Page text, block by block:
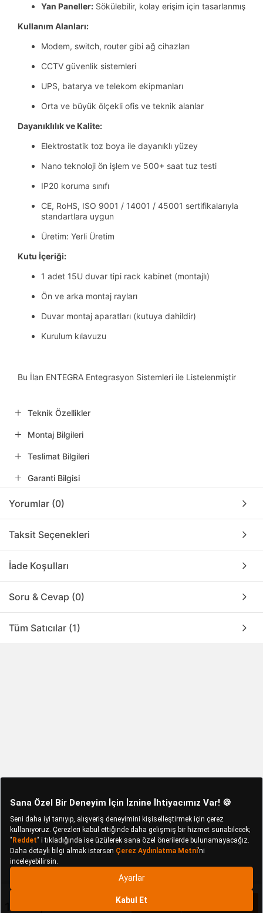
10.198,73 TL
Yan Paneller: Sökülebilir, kolay erişim için tasarlanmış
Kullanım Alanları:
Modem, switch, router gibi ağ cihazları
CCTV güvenlik sistemleri
UPS, batarya ve telekom ekipmanları
Orta ve büyük ölçekli ofis ve teknik alanlar
Dayanıklılık ve Kalite:
Elektrostatik toz boya ile dayanıklı yüzey
Nano teknoloji ön işlem ve 500+ saat tuz testi
IP20 koruma sınıfı
CE, RoHS, ISO 9001 / 14001 / 45001 sertifikalarıyla
standartlara uygun
Üretim: Yerli Üretim
Kutu İçeriği:
1 adet 15U duvar tipi rack kabinet (montajlı)
Ön ve arka montaj rayları
Duvar montaj aparatları (kutuya dahildir)
Kurulum kılavuzu
Bu İlan ENTEGRA Entegrasyon Sistemleri ile Listelenmiştir
Teknik Özellikler
Montaj Bilgileri
Teslimat Bilgileri
Garanti Bilgisi
Yorumlar (0)
Taksit Seçenekleri
İade Koşulları
Soru & Cevap (0)
Tüm Satıcılar (1)